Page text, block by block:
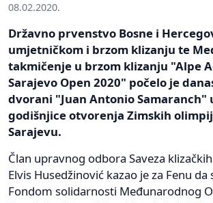
08.02.2020.
Državno prvenstvo Bosne i
umjetničkom i brzom klizanju te
takmičenje u brzom klizanju "Alpe
Sarajevo Open 2020" počelo je
dvorani "Juan Antonio Samaranch"
godišnjice otvorenja Zimskih
Sarajevu.
Član upravnog odbora Saveza
Elvis Husedžinović kazao je za Fenu da
Fondom solidarnosti Međunarodnog